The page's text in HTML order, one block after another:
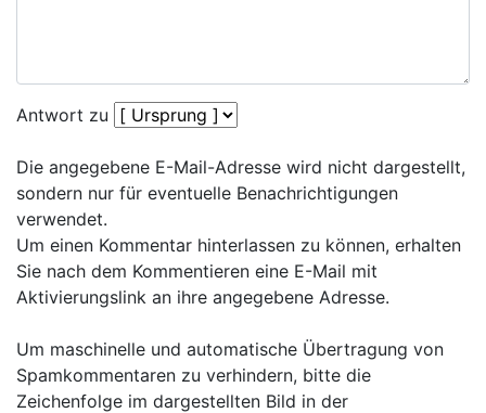
Antwort zu
Die angegebene E-Mail-Adresse wird nicht dargestellt,
sondern nur für eventuelle Benachrichtigungen
verwendet.
Um einen Kommentar hinterlassen zu können, erhalten
Sie nach dem Kommentieren eine E-Mail mit
Aktivierungslink an ihre angegebene Adresse.
Um maschinelle und automatische Übertragung von
Spamkommentaren zu verhindern, bitte die
Zeichenfolge im dargestellten Bild in der